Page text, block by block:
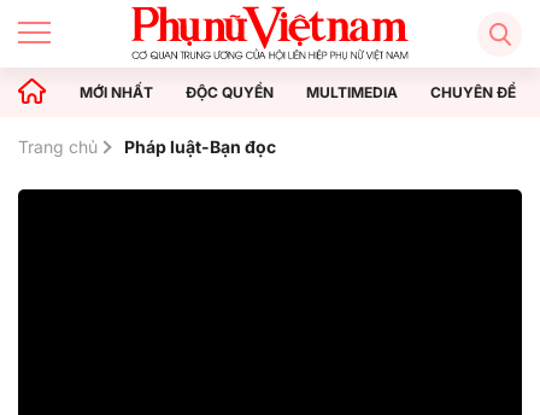
MỚI NHẤT ĐỘC QUYỀN MULTIMEDIA CHUYÊN ĐỀ
Trang chủ Pháp luật-Bạn đọc